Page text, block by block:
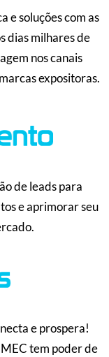
e soluções com as
dias milhares de
nos canais
expositoras.
de leads para
e aprimorar seu
e prospera!
tem poder de